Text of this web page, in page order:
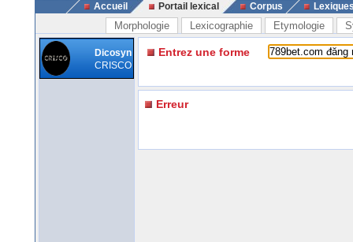
Accueil Portail lexical Corpus
Morphologie Lexicographie Etymologie
Dicosyn
CRISCO
Entrez une forme
Erreur